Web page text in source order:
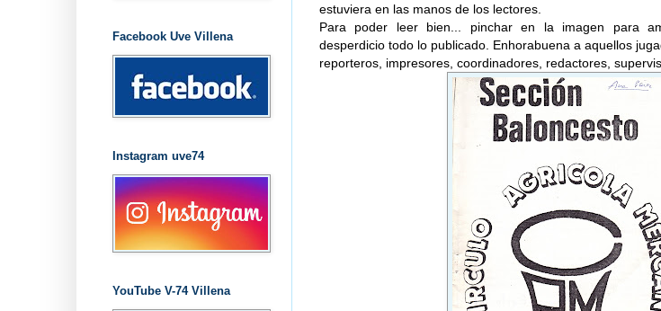
estuviera en las manos de los lectores.
Para poder leer bien... pinchar en la imagen para
desperdicio todo lo publicado. Enhorabuena a aquellos
reporteros, impresores, coordinadores, redactores,
Facebook Uve Villena
Instagram uve74
YouTube V-74 Villena